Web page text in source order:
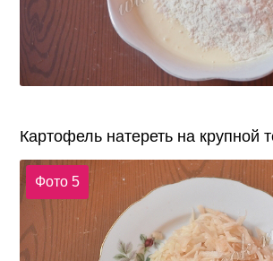
Картофель натереть на крупной
Фото 5